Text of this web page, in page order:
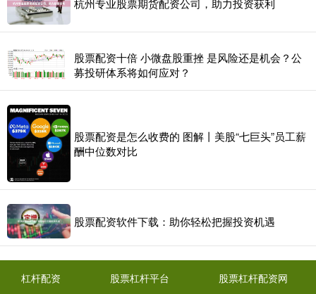
杭州专业股票期货配资公司，助力投资获利
股票配资十倍 小微盘股重挫 是风险还是机会？公
募投研体系将如何应对？
股票配资是怎么收费的 图解丨美股“七巨头”员工薪
酬中位数对比
股票配资软件下载：助你轻松把握投资机遇
杠杆配资 股票杠杆平台 股票杠杆配资网